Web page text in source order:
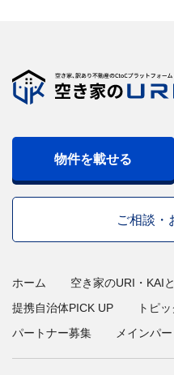
物件を載せる
ご相談・
ホーム 空き家のURI・KAI
提携自治体PICK UP
トピ
パートナー募集
メインパ